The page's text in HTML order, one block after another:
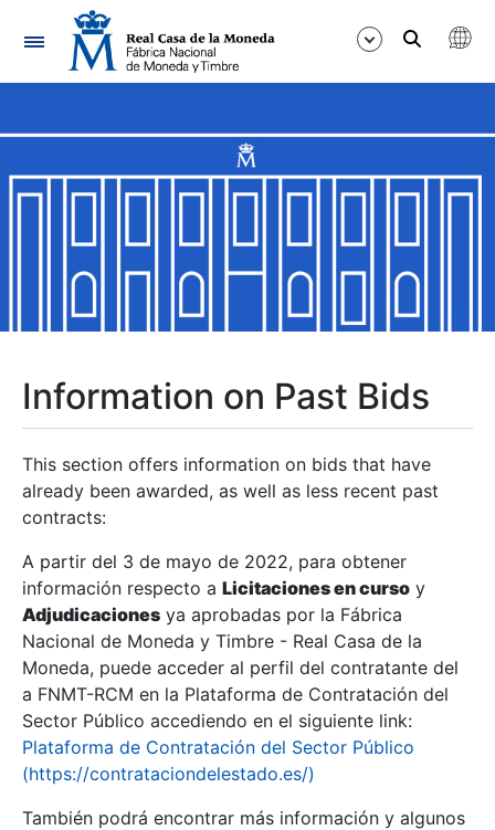
Navigation
Show/Hide
Show/Hide
Show/Hide
Show/Hide
Show/Hide
Information on Past Bids
This section offers information on bids that have
already been awarded, as well as less recent past
contracts:
A partir del 3 de mayo de 2022, para obtener
información respecto a Licitaciones en curso y
Adjudicaciones ya aprobadas por la Fábrica
Nacional de Moneda y Timbre - Real Casa de la
Moneda, puede acceder al perfil del contratante del
a FNMT-RCM en la Plataforma de Contratación del
Sector Público accediendo en el siguiente link:
Plataforma de Contratación del Sector Público
(https://contrataciondelestado.es/)
También podrá encontrar más información y algunos